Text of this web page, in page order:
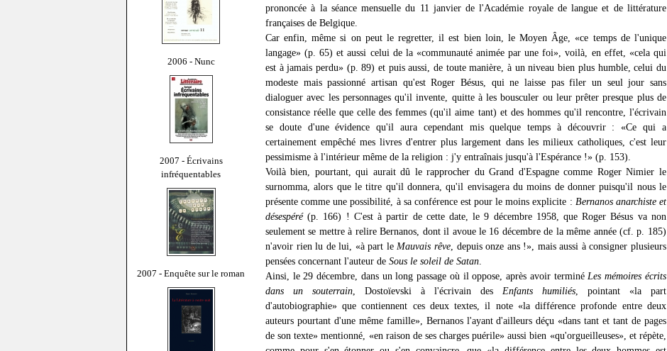
2006 - Nunc
2007 - Écrivains
infréquentables
2007 - Enquête sur le roman
prononcée à la séance mensuelle du 11 janvier de l'Académie royale de langue et de littérature
françaises de Belgique.
Car enfin, même si on peut le regretter, il est bien loin, le Moyen Âge, «ce temps de l'unique
langage» (p. 65) et aussi celui de la «communauté animée par une foi», voilà, en effet, «cela qui
est à jamais perdu» (p. 89) et puis aussi, de toute manière, à un niveau bien plus humble, celui du
modeste mais passionné artisan qu'est Roger Bésus, qui ne laisse pas filer un seul jour sans
dialoguer avec les personnages qu'il invente, quitte à les bousculer ou leur prêter presque plus de
consistance réelle que celle des femmes (qu'il aime tant) et des hommes qu'il rencontre, l'écrivain
se doute d'une évidence qu'il aura cependant mis quelque temps à découvrir : «Ce qui a
certainement empêché mes livres d'entrer plus largement dans les milieux catholiques, c'est leur
pessimisme à l'intérieur même de la religion : j'y entraînais jusqu'à l'Espérance !» (p. 153).
Voilà bien, pourtant, qui aurait dû le rapprocher du Grand d'Espagne comme Roger Nimier le
surnomma, alors que le titre qu'il donnera, qu'il envisagera du moins de donner puisqu'il nous le
présente comme une possibilité, à sa conférence est pour le moins explicite : Bernanos anarchiste et
désespéré(p. 166) ! C'est à partir de cette date, le 9 décembre 1958, que Roger Bésus va non
seulement se mettre à relire Bernanos, dont il avoue le 16 décembre de la même année (cf. p. 185)
n'avoir rien lu de lui, «à part le Mauvais rêve, depuis onze ans !», mais aussi à consigner plusieurs
pensées concernant l'auteur de Sous le soleil de Satan
Ainsi, le 29 décembre, dans un long passage où il oppose, après avoir terminé Les mémoires écrits
dans un souterrain, Dostoïevski à l'écrivain des Enfants humiliés, pointant «la part
d'autobiographie» que contiennent ces deux textes, il note «la différence profonde entre deux
auteurs pourtant d'une même famille», Bernanos l'ayant d'ailleurs déçu «dans tant et tant de pages
de son texte» mentionné, «en raison de ses charges puérile» aussi bien «qu'orgueilleuses», et répète,